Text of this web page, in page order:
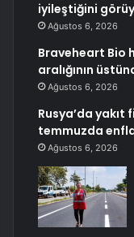
iyileştiğini
Ağustos 6, 2026
Braveheart Bio
aralığının
Ağustos 6, 2026
Rusya’da yakıt
temmuzda
Ağustos 6, 2026